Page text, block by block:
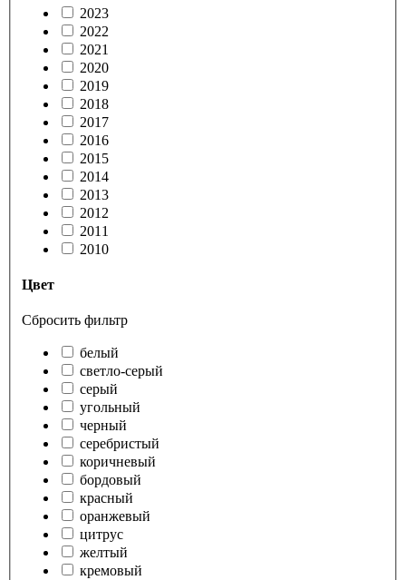
2023
2022
2021
2020
2019
2018
2017
2016
2015
2014
2013
2012
2011
2010
Цвет
Сбросить фильтр
белый
светло-серый
серый
угольный
черный
серебристый
коричневый
бордовый
красный
оранжевый
цитрус
желтый
кремовый